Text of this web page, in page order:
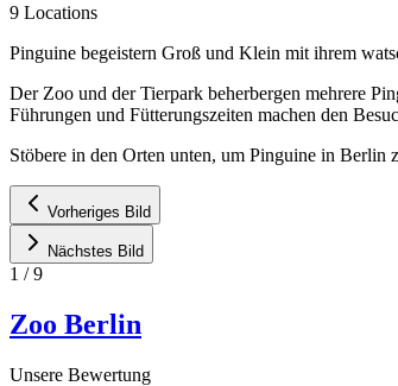
9 Locations
Pinguine begeistern Groß und Klein mit ihrem
Der Zoo und der Tierpark beherbergen mehrere
Führungen und Fütterungszeiten machen den
Stöbere in den Orten unten, um Pinguine in Berlin
Vorheriges Bild
Nächstes Bild
1 /9
Zoo Berlin
Unsere Bewertung